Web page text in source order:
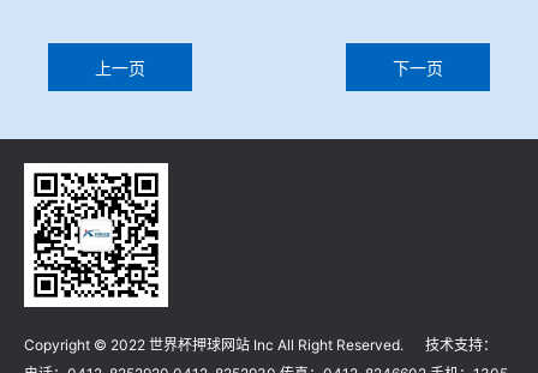
上一页 下一页
Copyright © 2022 世界杯押球网站 Inc All Right Reserved. 技术支持：